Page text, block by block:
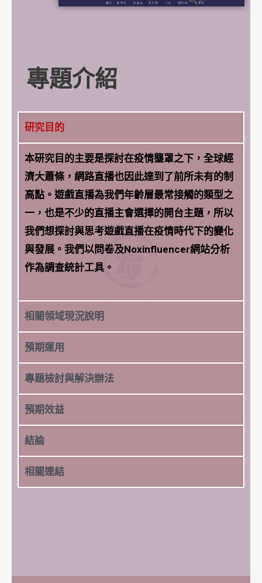
專題介紹
研究目的
本研究目的主要是探討在疫情壟罩之下，全球經
濟大蕭條，網路直播也因此達到了前所未有的制
高點。遊戲直播為我們年齡層最常接觸的類型之
一，也是不少的直播主會選擇的開台主題，所以
我們想探討與思考遊戲直播在疫情時代下的變化
與發展。我們以問卷及Noxinfluencer網站分析
作為調查統計工具。
相關領域現況說明
預期運用
專題檢討與解決辦法
預期效益
結論
相關連結